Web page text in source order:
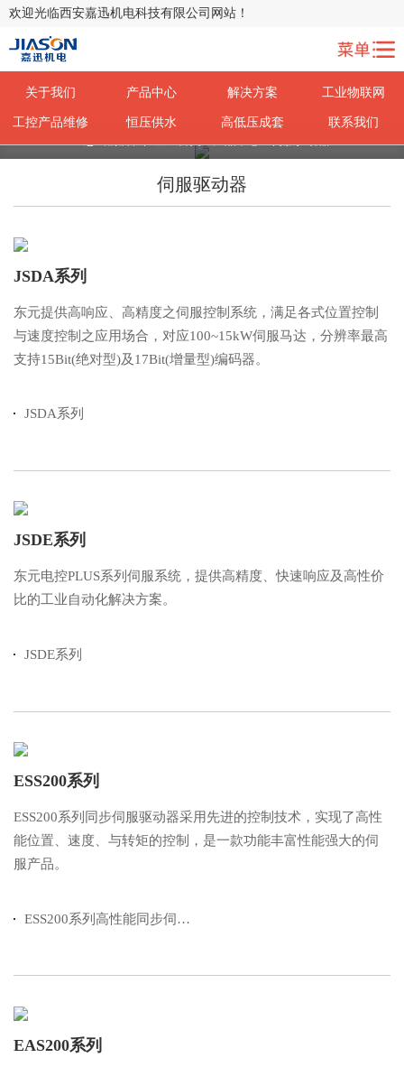
欢迎光临西安嘉迅机电科技有限公司网站！
关于我们 产品中心 解决方案 工业物联网
工控产品维修 恒压供水 高低压成套
联系我们
伺服驱动器
JSDA系列
东元提供高响应、高精度之伺服控制系统，满足各式位置控制
与速度控制之应用场合，对应100~15kW伺服马达，分辨率最高
支持15Bit(绝对型)及17Bit(增量型)编码器。
JSDA系列
JSDE系列
东元电控PLUS系列伺服系统，提供高精度、快速响应及高性价
比的工业自动化解决方案。
JSDE系列
ESS200系列
ESS200系列同步伺服驱动器采用先进的控制技术，实现了高性
能位置、速度、与转矩的控制，是一款功能丰富性能强大的伺
服产品。
ESS200系列高性能同步伺服驱动器
EAS200系列